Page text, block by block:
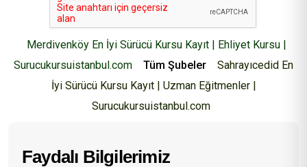
Merdivenköy En İyi Sürücü Kursu Kayıt | Ehliyet Kursu |
Surucukursuistanbul.com
Tüm Şubeler
Sahrayıcedid En
İyi Sürücü Kursu Kayıt | Uzman Eğitmenler |
Surucukursuistanbul.com
Faydalı Bilgilerimiz